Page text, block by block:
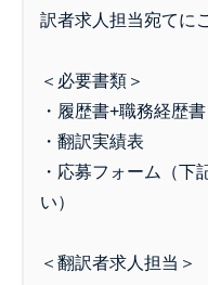
訳者求人担当宛てに
＜必要書類＞
・履歴書+職務経歴
・翻訳実績表
・応募フォーム（下
い）
＜翻訳者求人担当＞